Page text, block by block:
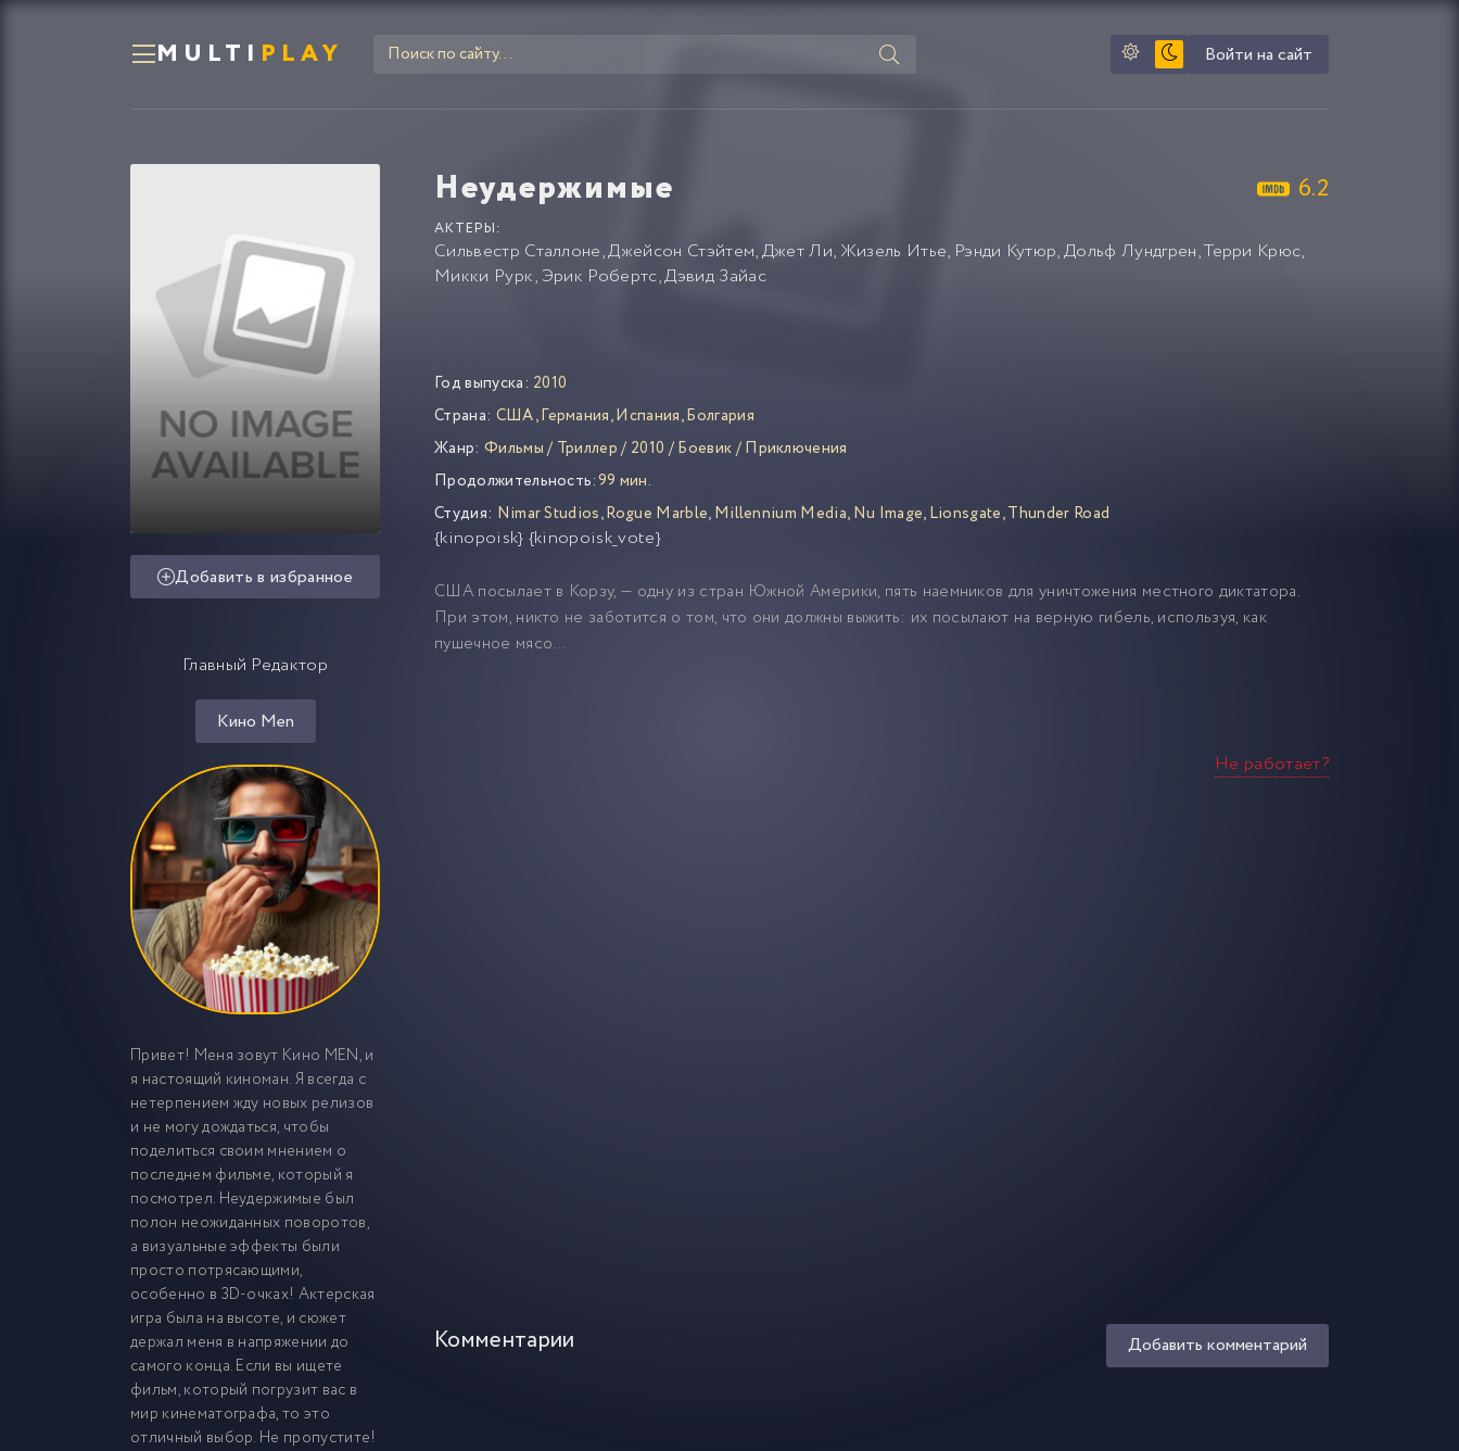
MULTI PLAY Войти на сайт
Неудержимые 6.2
АКТЕРЫ:
Сильвестр Сталлоне,Джейсон Стэйтем,Джет Ли, Жизель Итье, Рэнди Кутюр,Дольф Лундгрен,Терри Крюс,
Микки Рурк, Эрик Робертс,Дэвид Зайас
Добавить в избранное
Главный Редактор
Кино Men
Привет! Меня зовут Кино MEN, и
я настоящий киноман. Я всегда с
нетерпением жду новых релизов
и не могу дождаться, чтобы
поделиться своим мнением о
последнем фильме, который я
посмотрел. Неудержимые был
полон неожиданных поворотов,
а визуальные эффекты были
просто потрясающими,
особенно в 3D-очках! Актерская
игра была на высоте, и сюжет
держал меня в напряжении до
самого конца. Если вы ищете
фильм, который погрузит вас в
мир кинематографа, то это
отличный выбор. Не пропустите!
Год выпуска: 2010
Страна: США,Германия,Испания,Болгария
Жанр: Фильмы/ Триллер/ 2010 /Боевик/Приключения
Продолжительность:99 мин.
Студия: Nimar Studios,Rogue Marble,Millennium Media,Nu Image,Lionsgate,Thunder Road
{kinopoisk} {kinopoisk_vote}
США посылает в Корзу, — одну из стран Южной Америки, пять наемников для уничтожения местного диктатора.
При этом, никто не заботится о том, что они должны выжить: их посылают на верную гибель, используя, как
пушечное мясо…
Не работает?
Комментарии Добавить комментарий